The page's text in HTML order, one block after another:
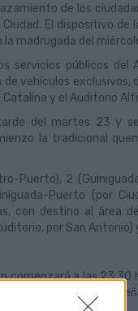
de los
El dispositivo de
madrugada del
servicios públicos del
vehículos exclusivos,
y el Auditorio
del martes 23 y
la tradicional
Puerto), 2
Puerto (por
con destino al área
por San Antonio)
comenzará a las 23:30
José Sánchez